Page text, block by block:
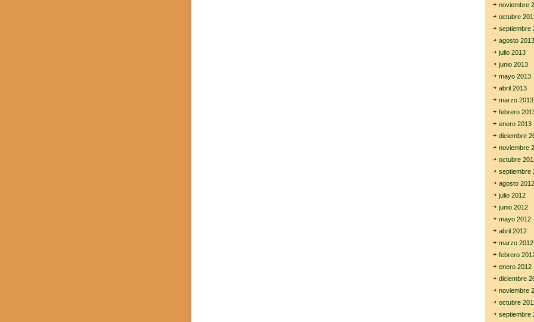
noviembre
octubre
septiembre
agosto 2013
julio 2013
junio 2013
mayo 2013
abril 2013
marzo 2013
febrero
enero 2013
diciembre
noviembre
octubre
septiembre
agosto 2012
julio 2012
junio 2012
mayo 2012
abril 2012
marzo 2012
febrero
enero 2012
diciembre
noviembre
octubre
septiembre